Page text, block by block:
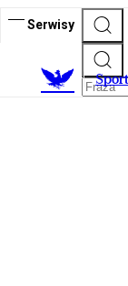
Serwisy
Sport